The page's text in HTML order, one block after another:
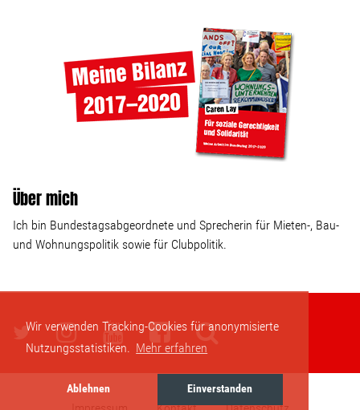
Wir verwenden Tracking-Cookies für anonymisierte
Nutzungsstatistiken. Mehr erfahren
Ablehnen Einverstanden
Wohnopoly
Das Buch
Leseprobe
Bestellen
Über mich
Ich bin Bundestagsabgeordnete und Sprecherin für Mieten-, Bau-
und Wohnungspolitik sowie für Clubpolitik.